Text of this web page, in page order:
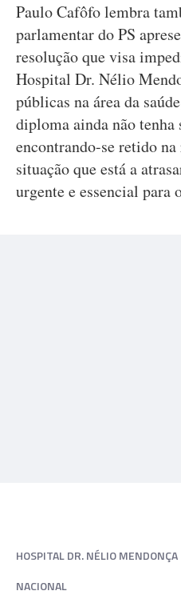
Paulo Cafôfo lembra
parlamentar do PS
resolução que visa
Hospital Dr. Nélio
públicas na área da
diploma ainda não
encontrando-se retido
situação que está a
urgente e essencial para
HOSPITAL DR. NÉLIO MENDONÇA
NACIONAL